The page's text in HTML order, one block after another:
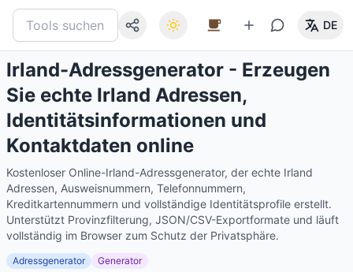
DE
Irland-Adressgenerator - Erzeugen
Sie echte Irland Adressen,
Identitätsinformationen und
Kontaktdaten online
Kostenloser Online-Irland-Adressgenerator, der echte Irland
Adressen, Ausweisnummern, Telefonnummern,
Kreditkartennummern und vollständige Identitätsprofile erstellt.
Unterstützt Provinzfilterung, JSON/CSV-Exportformate und läuft
vollständig im Browser zum Schutz der Privatsphäre.
Adressgenerator Generator